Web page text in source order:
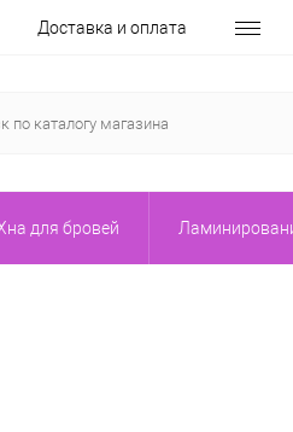
Доставка и оплата
для бровей